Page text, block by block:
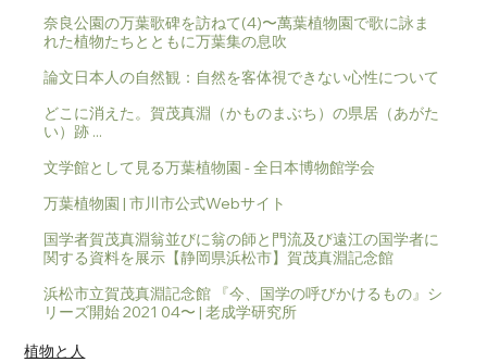
奈良公園の万葉歌碑を訪ねて(4)〜萬葉植物園で歌に詠ま
れた植物たちとともに万葉集の息吹
論文日本人の自然観：自然を客体視できない心性について
どこに消えた。賀茂真淵（かものまぶち）の県居（あがた
い）跡 ...
文学館として見る万葉植物園 - 全日本博物館学会
万葉植物園 | 市川市公式Webサイト
国学者賀茂真淵翁並びに翁の師と門流及び遠江の国学者に
関する資料を展示【静岡県浜松市】賀茂真淵記念館
浜松市立賀茂真淵記念館 『今、国学の呼びかけるもの』シ
リーズ開始 2021 04〜 | 老成学研究所
植物と人